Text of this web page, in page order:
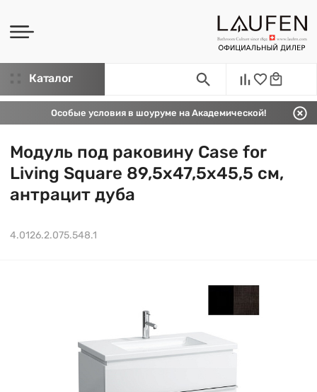
Каталог
Особые условия в шоуруме на Академической!
Модуль под раковину Case for
Living Square 89,5х47,5х45,5 см,
антрацит дуба
4.0126.2.075.548.1